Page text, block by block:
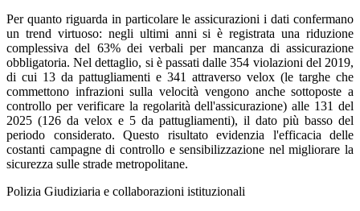
Per quanto riguarda in particolare le assicurazioni i dati confermano
un trend virtuoso: negli ultimi anni si è registrata una riduzione
complessiva del 63% dei verbali per mancanza di assicurazione
obbligatoria. Nel dettaglio, si è passati dalle 354 violazioni del 2019,
di cui 13 da pattugliamenti e 341 attraverso velox (le targhe che
commettono infrazioni sulla velocità vengono anche sottoposte a
controllo per verificare la regolarità dell'assicurazione) alle 131 del
2025 (126 da velox e 5 da pattugliamenti), il dato più basso del
periodo considerato. Questo risultato evidenzia l'efficacia delle
costanti campagne di controllo e sensibilizzazione nel migliorare la
sicurezza sulle strade metropolitane.
Polizia Giudiziaria e collaborazioni istituzionali